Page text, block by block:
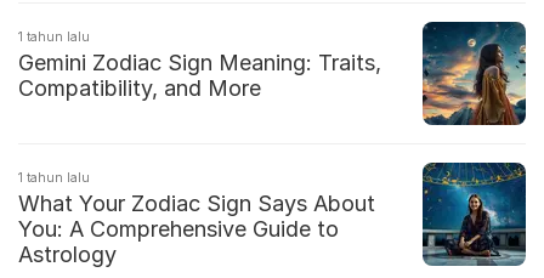
1 tahun lalu
Gemini Zodiac Sign Meaning: Traits,
Compatibility, and More
1 tahun lalu
What Your Zodiac Sign Says About
You: A Comprehensive Guide to
Astrology